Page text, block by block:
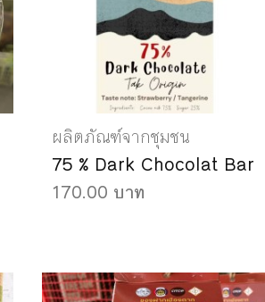
ผลิตภัณฑ์จากชุมชน
75 % Dark Chocolat Bar
170.00 บาท